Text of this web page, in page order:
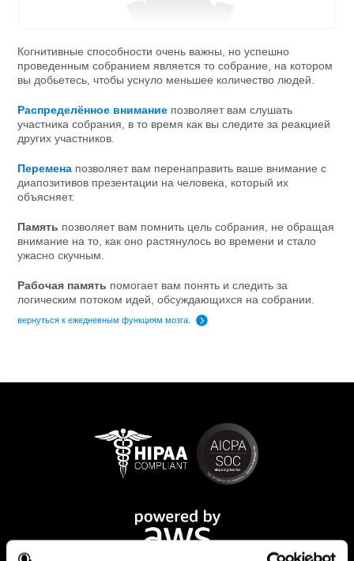
Когнитивные способности очень важны, но успешно
проведенным собранием является то собрание, на котором
вы добьетесь, чтобы уснуло меньшее количество людей.
Распределённое внимание позволяет вам слушать
участника собрания, в то время как вы следите за реакцией
других участников.
Перемена позволяет вам перенаправить ваше внимание с
диапозитивов презентации на человека, который их
объясняет.
Память позволяет вам помнить цель собрания, не обращая
внимание на то, как оно растянулось во времени и стало
ужасно скучным.
Рабочая память помогает вам понять и следить за
логическим потоком идей, обсуждающихся на собрании.
вернуться к ежедневным функциям мозга.